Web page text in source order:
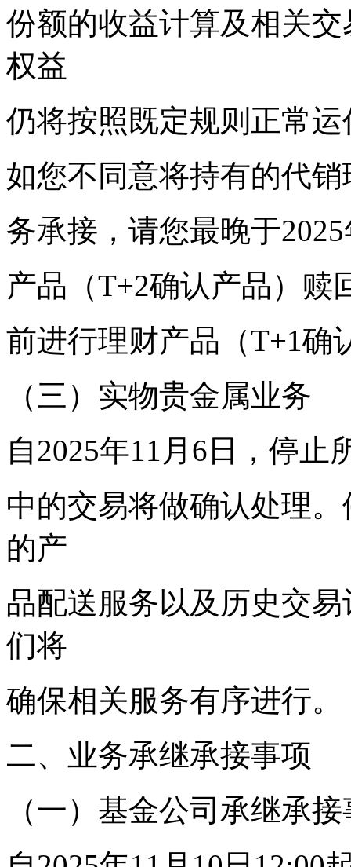
份额的收益计算及相关
权益
仍将按照既定规则正常运
如您不同意将持有的代
务承接，请您最晚于
产品（T+2确认产品）赎
前进行理财产品（T+1确
（三）实物贵金属业务
自2025年11月6日，停止
中的交易将做确认处理
的产
品配送服务以及历史交
们将
确保相关服务有序进行。
二、业务承继承接事项
（一）基金公司承继承